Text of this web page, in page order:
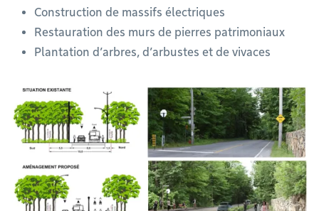
Construction de massifs électriques
Restauration des murs de pierres patrimoniaux
Plantation d’arbres, d’arbustes et de vivaces